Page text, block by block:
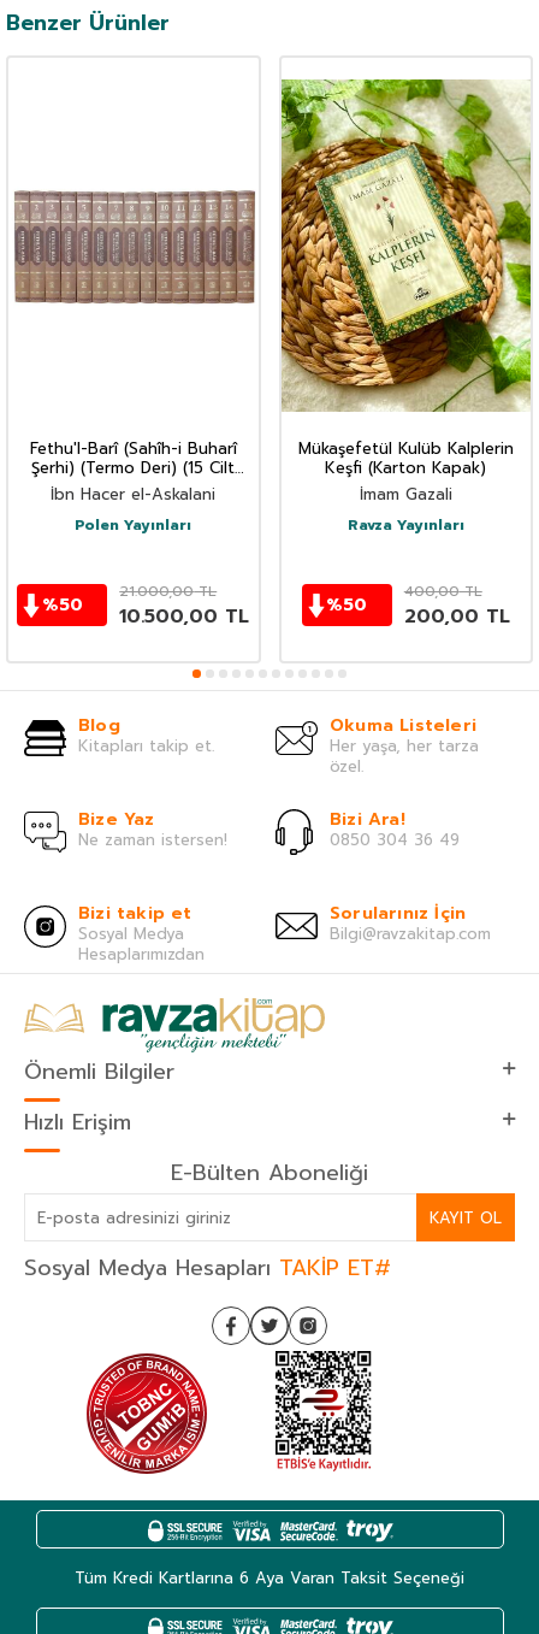
Benzer Ürünler
Fethu'l-Barî (Sahîh-i Buharî
Şerhi) (Termo Deri) (15 Cilt
Takım)
İbn Hacer el-Askalani
Polen Yayınları
%50
21.000,00TL
10.500,00 TL
Mükaşefetül Kulüb Kalplerin
Keşfi (Karton Kapak)
İmam Gazali
Ravza Yayınları
%50
400,00TL
200,00 TL
Blog
Kitapları takip et.
Okuma Listeleri
Her yaşa, her tarza
özel.
Bize Yaz
Ne zaman istersen!
Bizi Ara!
0850 304 36 49
Bizi takip et
Sosyal Medya
Hesaplarımızdan
Sorularınız İçin
Bilgi@ravzakitap.com
Önemli Bilgiler
Hızlı Erişim
E-Bülten Aboneliği
KAYIT OL
Sosyal Medya Hesapları TAKİP ET#
Tüm Kredi Kartlarına 6 Aya Varan Taksit Seçeneği